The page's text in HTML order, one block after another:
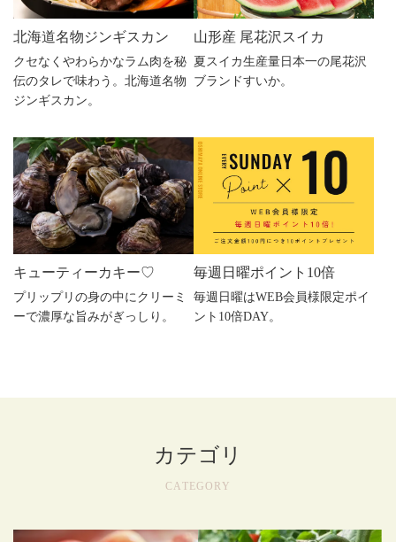
北海道名物ジンギスカン
クセなくやわらかなラム肉を秘
伝のタレで味わう。北海道名物
ジンギスカン。
山形産 尾花沢スイカ
夏スイカ生産量日本一の尾花沢
ブランドすいか。
キューティーカキー♡
プリップリの身の中にクリーミ
ーで濃厚な旨みがぎっしり。
毎週日曜ポイント10倍
毎週日曜はWEB会員様限定ポイ
ント10倍DAY。
カテゴリ
CATEGORY